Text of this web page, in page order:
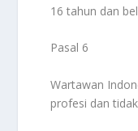
16 tahun dan
Pasal 6
Wartawan
profesi dan